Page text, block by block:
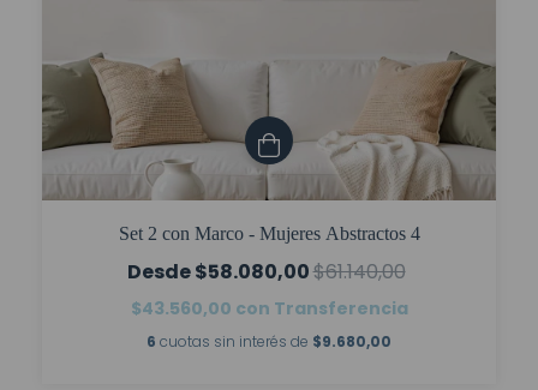
Set 2 con Marco - Mujeres Abstractos 4
$58.080,00$61.140,00
$43.560,00 con Transferencia
6 cuotas sin interés de $9.680,00